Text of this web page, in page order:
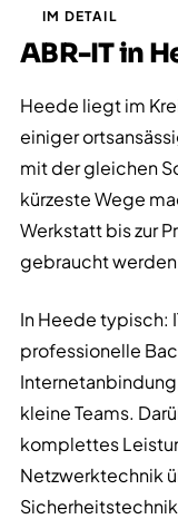
IM DETAIL
ABR-IT in
Heede liegt im
einiger
mit der gleichen
kürzeste Wege
Werkstatt bis zur
gebraucht
In Heede typisch:
professionelle
kleine Teams.
komplettes
Netzwerktechnik